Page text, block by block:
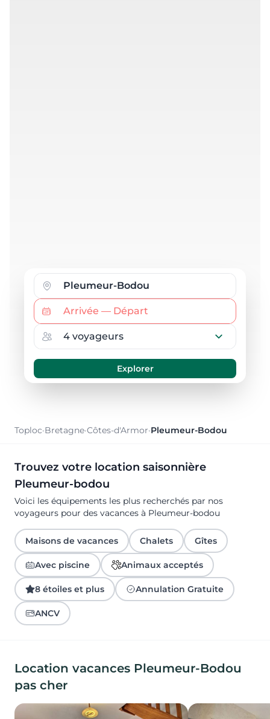
Toploc·Bretagne·Côtes-d'Armor·Pleumeur-Bodou
Trouvez votre location saisonnière
Pleumeur-bodou
Voici les équipements les plus recherchés par nos
voyageurs pour des vacances à Pleumeur-bodou
Maisons de vacances Chalets Gîtes
Avec piscine Animaux acceptés
8 étoiles et plus Annulation Gratuite
ANCV
Location vacances Pleumeur-Bodou
pas cher